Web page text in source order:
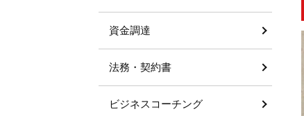
資金調達
法務・契約書
ビジネスコーチング